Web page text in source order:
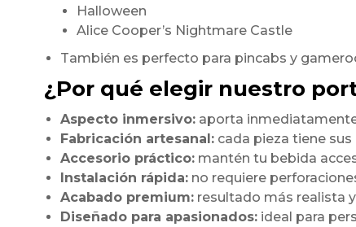
Halloween
Alice Cooper’s Nightmare Castle
También es perfecto para pincabs y
¿Por qué elegir nuestro
Aspecto inmersivo:aporta
Fabricación artesanal:cada pieza tiene
Accesorio práctico:mantén tu bebida
Instalación rápida:no requiere
Acabado premium:resultado más realista
Diseñado para apasionados:ideal para